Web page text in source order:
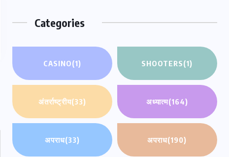
Categories
CASINO(1) SHOOTERS(1)
अंतर्राष्ट्रीय(33) अध्यात्म(164)
अपराध(33) अपराध(190)